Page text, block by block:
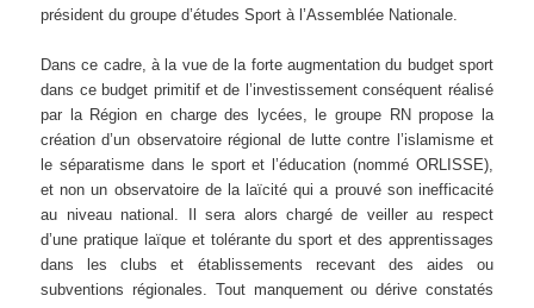
président du groupe d’études Sport à l’Assemblée Nationale.
Dans ce cadre, à la vue de la forte augmentation du budget sport
dans ce budget primitif et de l’investissement conséquent réalisé
par la Région en charge des lycées, le groupe RN propose la
création d’un observatoire régional de lutte contre l’islamisme et
le séparatisme dans le sport et l’éducation (nommé ORLISSE),
et non un observatoire de la laïcité qui a prouvé son inefficacité
au niveau national. Il sera alors chargé de veiller au respect
d’une pratique laïque et tolérante du sport et des apprentissages
dans les clubs et établissements recevant des aides ou
subventions régionales. Tout manquement ou dérive constatés